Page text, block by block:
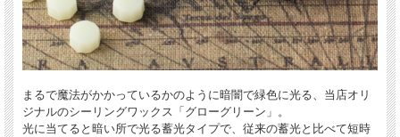
まるで魔法がかかっているかのように暗闇で緑色に光る、当店オリ
ジナルのシーリングワックス「グローグリーン」。
光に当てると暗い所で光る蓄光タイプで、従来の蓄光と比べて短時